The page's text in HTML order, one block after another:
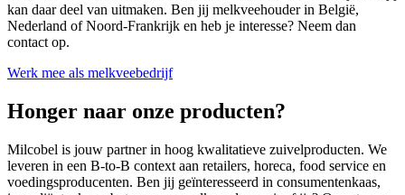
kan daar deel van uitmaken. Ben jij melkveehouder in België,
Nederland of Noord-Frankrijk en heb je interesse? Neem dan
contact op.
Werk mee als melkveebedrijf
Honger naar onze producten?
Milcobel is jouw partner in hoog kwalitatieve zuivelproducten. We
leveren in een B-to-B context aan retailers, horeca, food service en
voedingsproducenten. Ben jij geïnteresseerd in consumentenkaas,